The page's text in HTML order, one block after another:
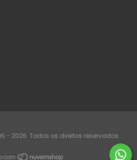
- 2026. Todos os direitos reservados.